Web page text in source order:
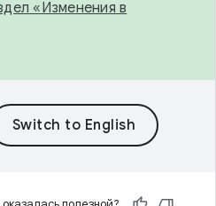
«Изменения в